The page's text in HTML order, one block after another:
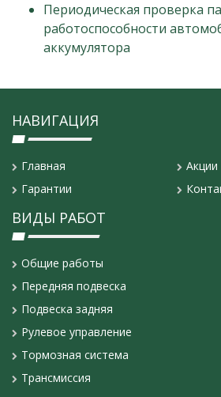
Периодическая проверка
работоспособности
аккумулятора
НАВИГАЦИЯ
Главная
Акции
Гарантии
ВИДЫ РАБОТ
Общие работы
Передняя подвеска
Подвеска задняя
Рулевое управление
Тормозная система
Трансмиссия